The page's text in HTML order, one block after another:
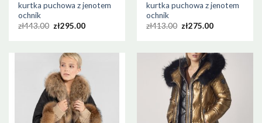
kurtka puchowa z jenotem
ochnik
zł443.00 zł295.00
kurtka puchowa z jenotem
ochnik
zł413.00 zł275.00